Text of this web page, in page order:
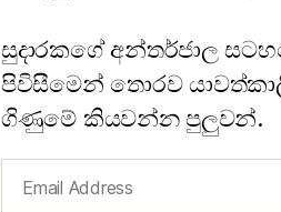
සුදාරකගේ අන්තර්ජාල
පිවිසීමෙන් තොරව
ගිණුමේ කියවන්න පුලුවන්.
Address